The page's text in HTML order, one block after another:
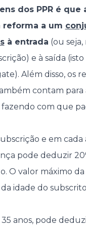
dos PPR é que
reforma a um
à entrada (ou seja,
e à saída (isto
Além disso, os
contam para
fazendo com que
e em cada
pode deduzir
O valor máximo
idade do
anos, pode